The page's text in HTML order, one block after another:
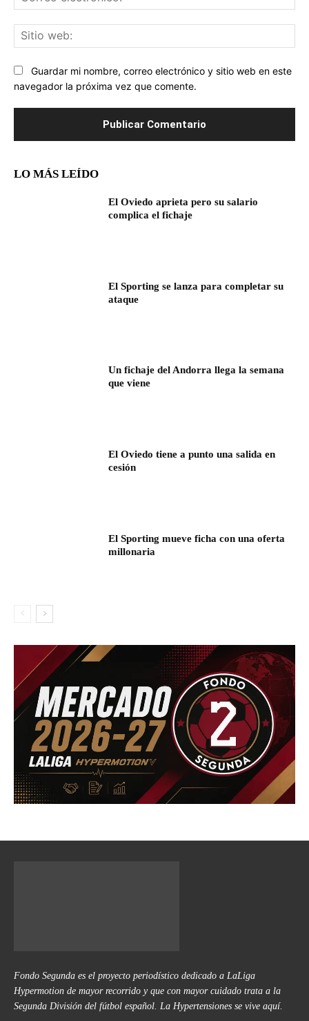
Guardar mi nombre, correo electrónico y sitio web en este
navegador la próxima vez que comente.
LO MÁS LEÍDO
El Oviedo aprieta pero su salario
complica el fichaje
El Sporting se lanza para completar su
ataque
Un fichaje del Andorra llega la semana
que viene
El Oviedo tiene a punto una salida en
cesión
El Sporting mueve ficha con una oferta
millonaria
Fondo Segunda es el proyecto periodístico dedicado a LaLiga
Hypermotion de mayor recorrido y que con mayor cuidado trata a la
Segunda División del fútbol español. La Hypertensiones se vive aquí.